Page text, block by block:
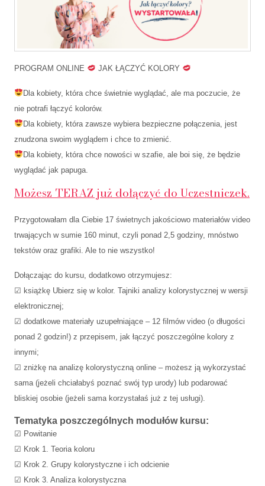
PROGRAM ONLINE JAK ŁĄCZYĆ KOLORY
Dla kobiety, która chce świetnie wyglądać, ale ma poczucie, że
nie potrafi łączyć kolorów.
Dla kobiety, która zawsze wybiera bezpieczne połączenia, jest
znudzona swoim wyglądem i chce to zmienić.
Dla kobiety, która chce nowości w szafie, ale boi się, że będzie
wyglądać jak papuga.
Możesz TERAZ już dołączyć do Uczestniczek.
Przygotowałam dla Ciebie 17 świetnych jakościowo materiałów video
trwających w sumie 160 minut, czyli ponad 2,5 godziny, mnóstwo
tekstów oraz grafiki. Ale to nie wszystko!
Dołączając do kursu, dodatkowo otrzymujesz:
☑ książkę Ubierz się w kolor. Tajniki analizy kolorystycznej w wersji
elektronicznej;
☑ dodatkowe materiały uzupełniające – 12 filmów video (o długości
ponad 2 godzin!) z przepisem, jak łączyć poszczególne kolory z
innymi;
☑ zniżkę na analizę kolorystyczną online – możesz ją wykorzystać
sama (jeżeli chciałabyś poznać swój typ urody) lub podarować
bliskiej osobie (jeżeli sama korzystałaś już z tej usługi).
Tematyka poszczególnych modułów kursu:
☑ Powitanie
☑ Krok 1. Teoria koloru
☑ Krok 2. Grupy kolorystyczne i ich odcienie
☑ Krok 3. Analiza kolorystyczna